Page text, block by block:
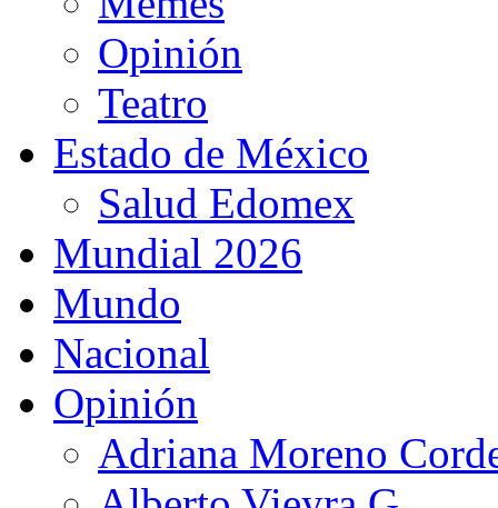
Opinión
Teatro
Estado de México
Salud Edomex
Mundial 2026
Mundo
Nacional
Opinión
Adriana Moreno